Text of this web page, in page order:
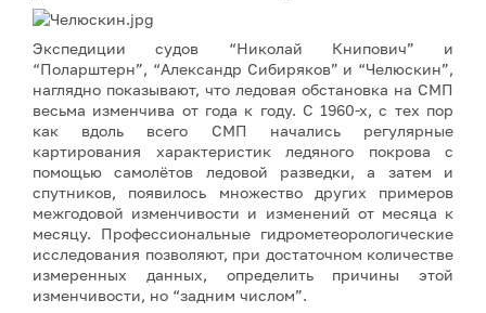
Экспедиции судов “Николай Книпович” и
“Поларштерн”, “Александр Сибиряков” и “Челюскин”,
наглядно показывают, что ледовая обстановка на СМП
весьма изменчива от года к году. С 1960-х, с тех пор
как вдоль всего СМП начались регулярные
картирования характеристик ледяного покрова с
помощью самолётов ледовой разведки, а затем и
спутников, появилось множество других примеров
межгодовой изменчивости и изменений от месяца к
месяцу. Профессиональные гидрометеорологические
исследования позволяют, при достаточном количестве
измеренных данных, определить причины этой
изменчивости, но “задним числом”.